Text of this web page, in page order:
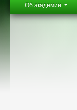
Об академии